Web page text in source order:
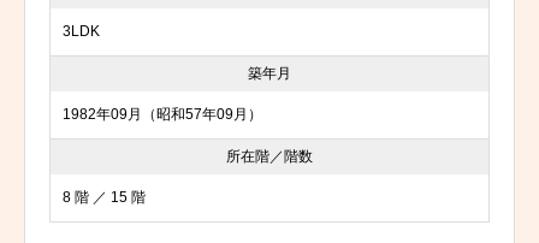
3LDK
築年月
1982年09月（昭和57年09月）
所在階／階数
8 階 ／ 15 階